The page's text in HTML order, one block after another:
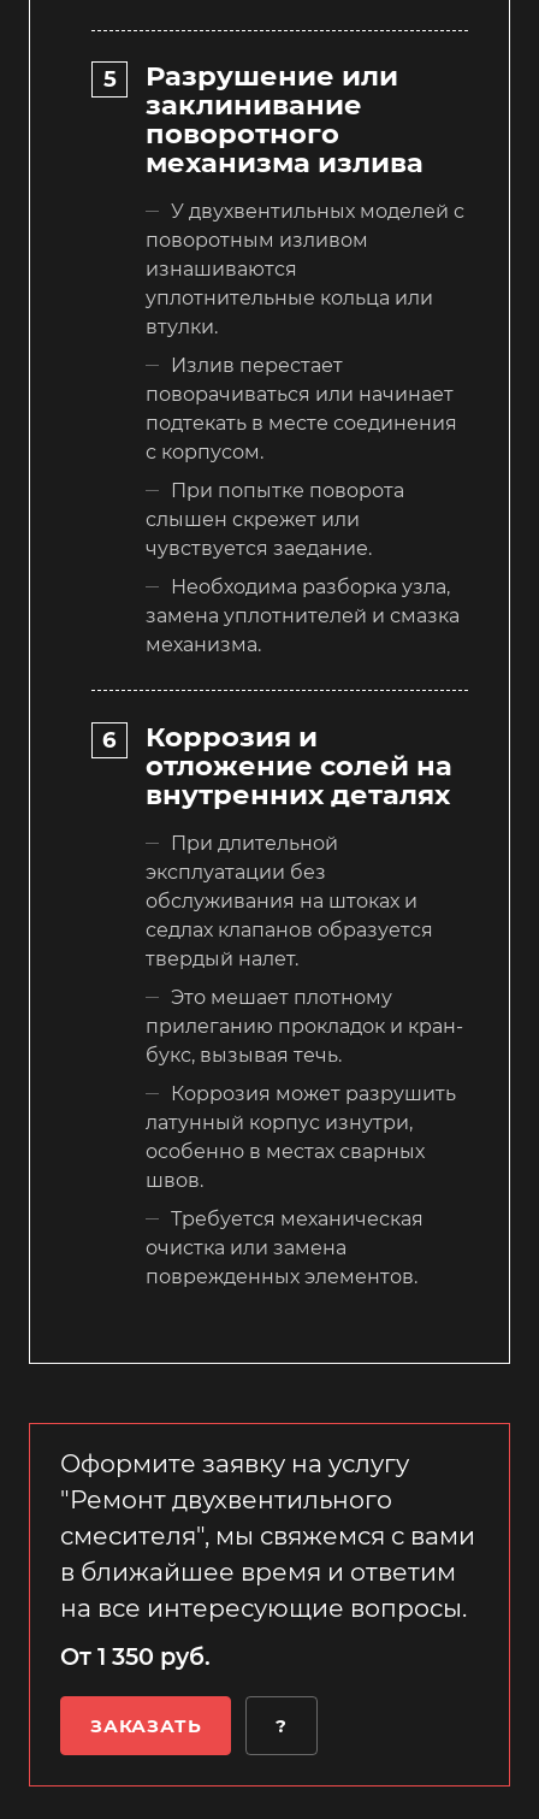
Разрушение или
заклинивание
поворотного
механизма излива
У двухвентильных моделей с
поворотным изливом
изнашиваются
уплотнительные кольца или
втулки.
Излив перестает
поворачиваться или начинает
подтекать в месте соединения
с корпусом.
При попытке поворота
слышен скрежет или
чувствуется заедание.
Необходима разборка узла,
замена уплотнителей и смазка
механизма.
Коррозия и
отложение солей на
внутренних деталях
При длительной
эксплуатации без
обслуживания на штоках и
седлах клапанов образуется
твердый налет.
Это мешает плотному
прилеганию прокладок и кран-
букс, вызывая течь.
Коррозия может разрушить
латунный корпус изнутри,
особенно в местах сварных
швов.
Требуется механическая
очистка или замена
поврежденных элементов.
Оформите заявку на услугу
"Ремонт двухвентильного
смесителя", мы свяжемся с вами
в ближайшее время и ответим
на все интересующие вопросы.
От 1 350 руб.
ЗАКАЗАТЬ ?